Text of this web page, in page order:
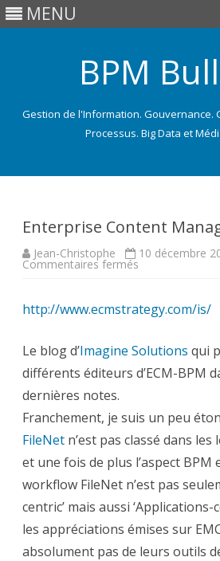
MENU
BPM
Gestion de l'Information. Gouvernance.
Processus. Big Data et
Enterprise Content
Jean-Christophe 10 décembre
Commentaires fermés
Blog
http://www.ecmstrategy.com/is/
Le blog d’Imagine Solutions qui
différents éditeurs d’ECM-BPM
dernières notes.
Franchement, je suis un peu
FileNet n’est pas classé dans les
et une fois de plus l’aspect BPM
workflow FileNet n’est pas
centric’ mais aussi ‘Applications-
les appréciations émises sur
absolument pas de leurs outils